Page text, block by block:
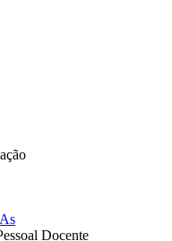
Docente